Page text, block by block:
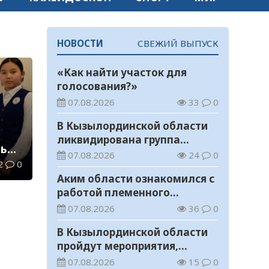
0
НОВОСТИ СВЕЖИЙ ВЫПУСК
«Как найти участок для
голосования?»
07.08.2026 33 0
В Кызылординской области
ликвидирована группа
нелегальных добытчиков
золота
07.08.2026 24 0
Аким области ознакомился с
работой племенного
хозяйства в Жанакорганском
районе
07.08.2026 36 0
В Кызылординской области
пройдут мероприятия,
посвященные
07.08.2026 15 0